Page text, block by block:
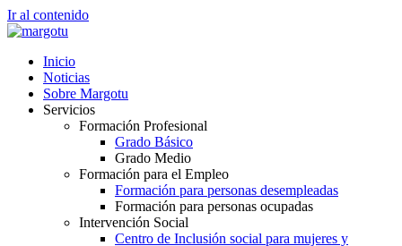
Ir al contenido
Inicio
Noticias
Sobre Margotu
Servicios
Formación Profesional
Grado Básico
Grado Medio
Formación para el Empleo
Formación para personas desempleadas
Formación para personas ocupadas
Intervención Social
Centro de Inclusión social para mujeres y